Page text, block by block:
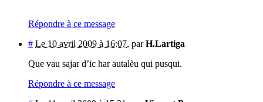
Répondre à ce message
# Le 10 avril 2009 à 16:07, parH.Lartiga
Que vau sajar d’ic har autalèu qui pusqui.
Répondre à ce message